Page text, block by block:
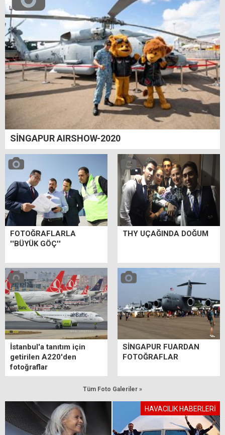
SİNGAPUR AIRSHOW-2020
FOTOĞRAFLARLA
''BÜYÜK GÖÇ''
THY UÇAĞINDA DOĞUM
İstanbul'a tanıtım için
getirilen A220'den
fotoğraflar
SİNGAPUR FUARDAN
FOTOĞRAFLAR
Tüm Foto Galeriler »
HAVACILIK HABERLERİ